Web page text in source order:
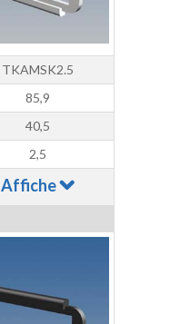
TKAMSK2.5
85,9
40,5
2,5
Affiche